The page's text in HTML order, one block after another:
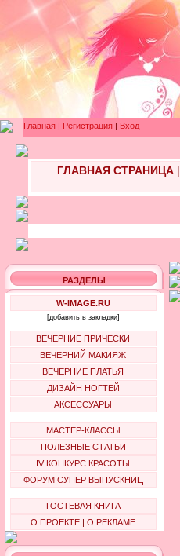
Главная | Регистрация | Вход
ГЛАВНАЯ СТРАНИЦА|
РАЗДЕЛЫ
W-IMAGE.RU
[добавить в закладки]
ВЕЧЕРНИЕ ПРИЧЕСКИ
ВЕЧЕРНИЙ МАКИЯЖ
ВЕЧЕРНИЕ ПЛАТЬЯ
ДИЗАЙН НОГТЕЙ
АКСЕССУАРЫ
МАСТЕР-КЛАССЫ
ПОЛЕЗНЫЕ СТАТЬИ
IV КОНКУРС КРАСОТЫ
ФОРУМ СУПЕР ВЫПУСКНИЦ
ГОСТЕВАЯ КНИГА
О ПРОЕКТЕ | О РЕКЛАМЕ